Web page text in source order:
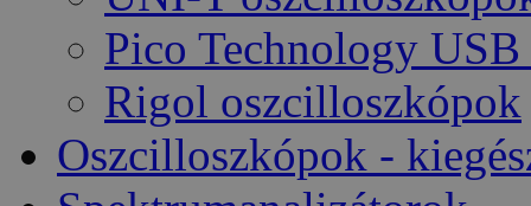
Pico Technology
Rigol oszcilloszkópok
Oszcilloszkópok -